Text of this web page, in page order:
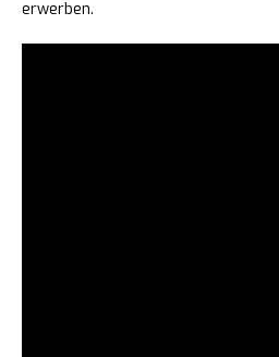
erwerben.